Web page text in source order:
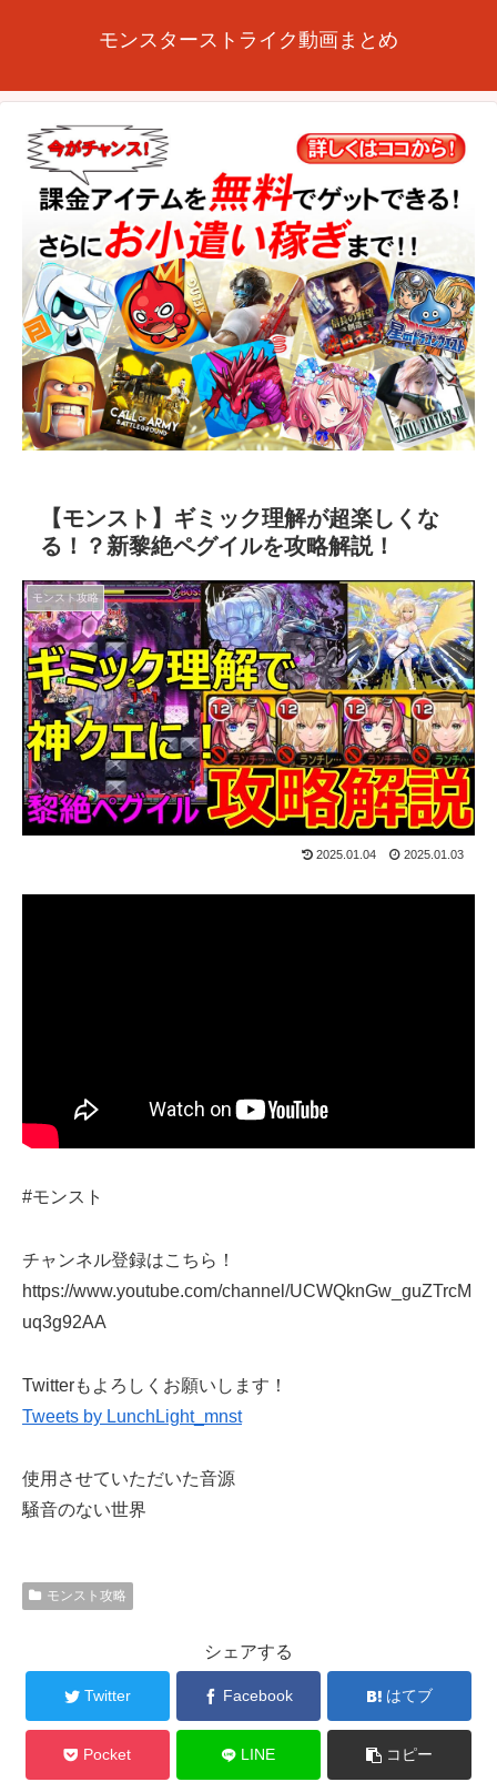
モンスターストライク動画まとめ
【モンスト】ギミック理解が超楽しくな
る！？新黎絶ペグイルを攻略解説！
モンスト攻略
2025.01.04 2025.01.03
#モンスト
チャンネル登録はこちら！
https://www.youtube.com/channel/UCWQknGw_guZTrcM
uq3g92AA
Twitterもよろしくお願いします！
Tweets by LunchLight_mnst
使用させていただいた音源
騒音のない世界
モンスト攻略
シェアする
Twitter Facebook はてブ
Pocket LINE コピー